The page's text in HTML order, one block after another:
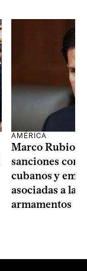
AMÉRICA
Marco Rubio
sanciones
cubanos y
asociadas a la
armamentos